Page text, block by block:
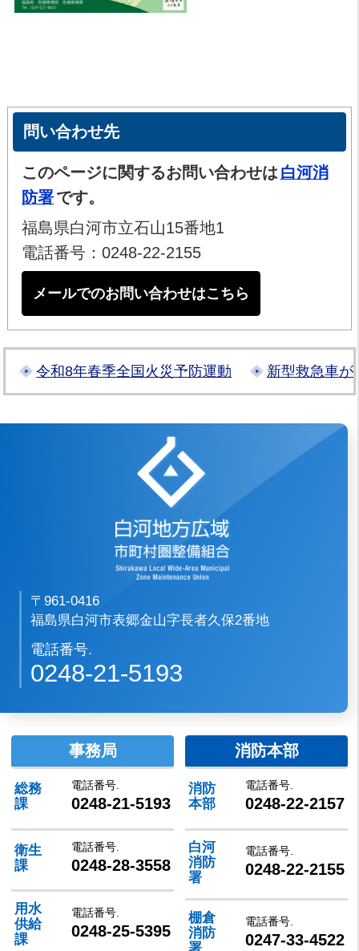
問い合わせ先
このページに関するお問い合わせは 白河消
防署です。
福島県白河市立石山15番地1
電話番号：0248-22-2155
メールでのお問い合わせはこちら
令和8年春季全国火災予防運動 新型救急車が
白河地方広域市
〒961-0416
福島県白河市表郷金山字長者久保2番地
電話番号.
0248-21-5193
事務局
総務
課
電話番号.
0248-21-5193
衛生
課
電話番号.
0248-28-3558
用水
供給
課
電話番号.
0248-25-5395
消防本部
消防
本部
電話番号.
0248-22-2157
白河
消防
署
電話番号.
0248-22-2155
棚倉
消防
署
電話番号.
0247-33-4522